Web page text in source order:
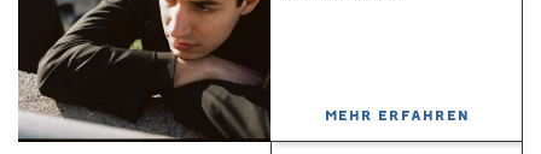
MEHR ERFAHREN